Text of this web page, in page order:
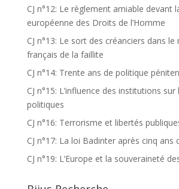
CJ n°12: Le règlement amiable devant
européenne des Droits de l’Homme
CJ n°13: Le sort des créanciers dans
français de la faillite
CJ n°14: Trente ans de politique
CJ n°15: L’influence des institutions
politiques
CJ n°16: Terrorisme et libertés
CJ n°17: La loi Badinter après cinq ans
CJ n°19: L’Europe et la souveraineté